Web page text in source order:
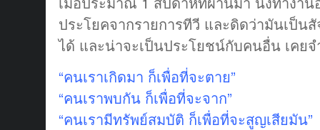
ประโยคจากรายการทีวี และดิดว่ามันเป็นสั
ได้ และน่าจะเป็นประโยชน์กับคนอื่น เคยจ
“คนเราเกิดมา ก็เพื่อที่จะตาย”
“คนเราพบกัน ก็เพื่อที่จะจาก”
“คนเรามีทรัพย์สมบัติ ก็เพื่อที่จะสูญเสียมัน”